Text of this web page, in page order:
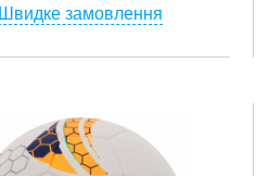
Швидке замовлення